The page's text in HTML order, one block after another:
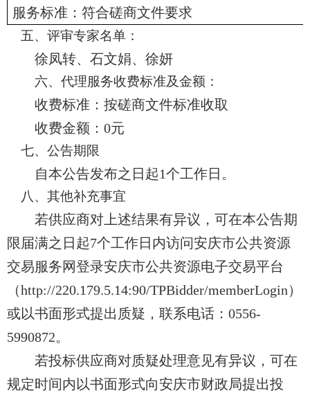
服务标准：符合磋商文件要求
五、 评审专家名单 ：
徐凤转、石文娟、徐妍
六、 代理服务收费标准及金额：
收费标准：按磋商文件标准收取
收费金额： 0元
七、公告期限
自本公告发布之日起1个工作日。
八、其他补充事宜
若供应商对上述结果有异议，可在本公告期
限届满之日起7个工作日内访问安庆市公共资源
交易服务网登录安庆市公共资源电子交易平台
（http://220.179.5.14:90/TPBidder/memberLogin）
或以书面形式提出质疑，联系电话： 0556-
5990872。
若投标供应商对质疑处理意见有异议，可在
规定时间内以书面形式向安庆市财政局提出投